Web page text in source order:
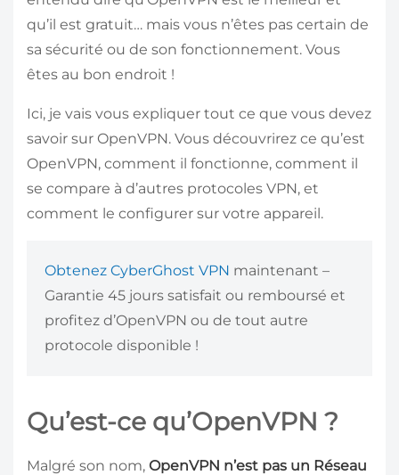
qu’il est gratuit… mais vous n’êtes pas certain de
sa sécurité ou de son fonctionnement. Vous
êtes au bon endroit !
Ici, je vais vous expliquer tout ce que vous devez
savoir sur OpenVPN. Vous découvrirez ce qu’est
OpenVPN, comment il fonctionne, comment il
se compare à d’autres protocoles VPN, et
comment le configurer sur votre appareil.
Obtenez CyberGhost VPN maintenant –
Garantie 45 jours satisfait ou remboursé et
profitez d’OpenVPN ou de tout autre
protocole disponible !
Qu’est-ce qu’OpenVPN ?
Malgré son nom, OpenVPN n’est pas un Réseau